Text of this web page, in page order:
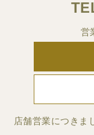
営
店舗営業につきま